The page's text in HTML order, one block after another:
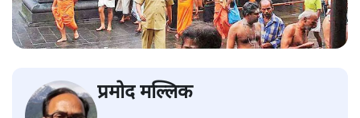
प्रमोद मल्लिक